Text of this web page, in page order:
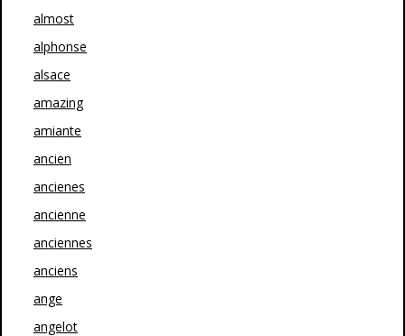
almost
alphonse
alsace
amazing
amiante
ancien
ancienes
ancienne
anciennes
anciens
ange
angelot